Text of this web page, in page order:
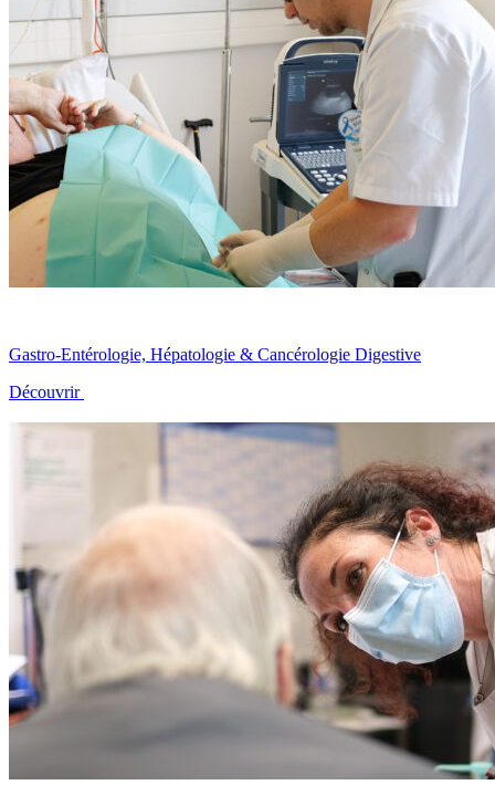
Gastro-Entérologie, Hépatologie & Cancérologie Digestive
Découvrir